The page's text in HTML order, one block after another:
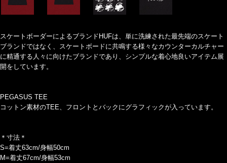
スケートボーダーによるブランドHUFは、単に洗練された最先端のスケート
ブランドではなく、スケートボードに共鳴する様々なカウンターカルチャー
に精通する人々に向けたブランドであり、シンプルな着心地良いアイテム展
開をしています。
PEGASUS TEE
コットン素材のTEE、フロントとバックにグラフィックが入っています。
＊寸法＊
S=着丈63cm/身幅50cm
M=着丈67cm/身幅53cm